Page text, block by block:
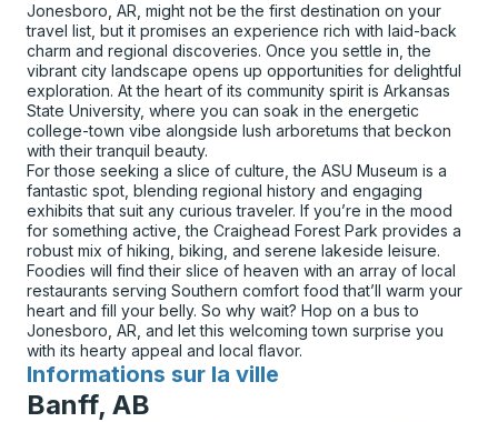
Jonesboro, AR, might not be the first destination on your
travel list, but it promises an experience rich with laid-back
charm and regional discoveries. Once you settle in, the
vibrant city landscape opens up opportunities for delightful
exploration. At the heart of its community spirit is Arkansas
State University, where you can soak in the energetic
college-town vibe alongside lush arboretums that beckon
with their tranquil beauty.
For those seeking a slice of culture, the ASU Museum is a
fantastic spot, blending regional history and engaging
exhibits that suit any curious traveler. If you’re in the mood
for something active, the Craighead Forest Park provides a
robust mix of hiking, biking, and serene lakeside leisure.
Foodies will find their slice of heaven with an array of local
restaurants serving Southern comfort food that’ll warm your
heart and fill your belly. So why wait? Hop on a bus to
Jonesboro, AR, and let this welcoming town surprise you
with its hearty appeal and local flavor.
Informations sur la ville
pour
Banff, AB